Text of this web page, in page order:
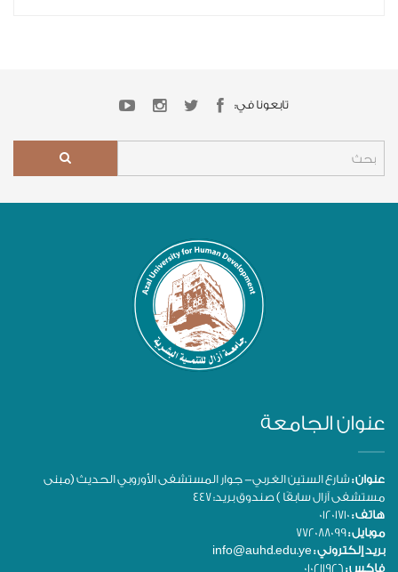
تابعونا في:
عنوان الجامعة
عنوان :شارع الستين الغربي- جوار المستشفى الأوروبي الحديث (مبنى
مستشفى آزال سابقًا ) صندوق بريد: 447
هاتف :
موبايل :
بريد إلكتروني :
فاكس :